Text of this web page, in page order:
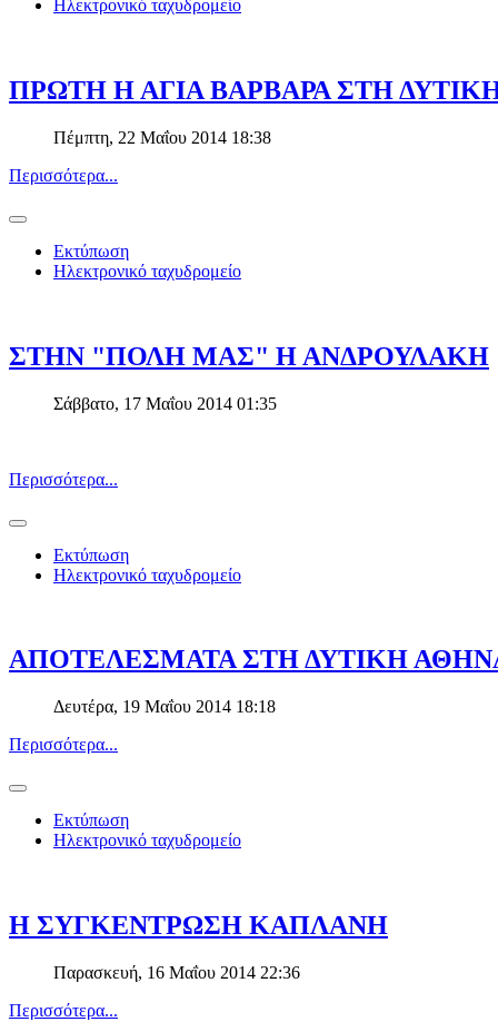
Ηλεκτρονικό ταχυδρομείο
ΠΡΩΤΗ Η ΑΓΙΑ ΒΑΡΒΑΡΑ ΣΤΗ
Πέμπτη, 22 Μαΐου 2014 18:38
Περισσότερα...
Εκτύπωση
Ηλεκτρονικό ταχυδρομείο
ΣΤΗΝ "ΠΟΛΗ ΜΑΣ" Η ΑΝΔΡΟΥΛΑΚΗ
Σάββατο, 17 Μαΐου 2014 01:35
Περισσότερα...
Εκτύπωση
Ηλεκτρονικό ταχυδρομείο
ΑΠΟΤΕΛΕΣΜΑΤΑ ΣΤΗ ΔΥΤΙΚΗ
Δευτέρα, 19 Μαΐου 2014 18:18
Περισσότερα...
Εκτύπωση
Ηλεκτρονικό ταχυδρομείο
Η ΣΥΓΚΕΝΤΡΩΣΗ ΚΑΠΛΑΝΗ
Παρασκευή, 16 Μαΐου 2014 22:36
Περισσότερα...